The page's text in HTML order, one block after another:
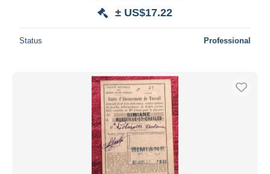
± US$17.22
Status Professional